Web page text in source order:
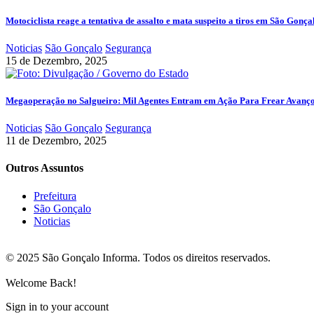
Motociclista reage a tentativa de assalto e mata suspeito a tiros em São
Noticias São Gonçalo Segurança
15 de Dezembro, 2025
Megaoperação no Salgueiro: Mil Agentes Entram em Ação Para Frear
Noticias São Gonçalo Segurança
11 de Dezembro, 2025
Outros Assuntos
Prefeitura
São Gonçalo
Noticias
© 2025 São Gonçalo Informa. Todos os direitos reservados.
Welcome Back!
Sign in to your account